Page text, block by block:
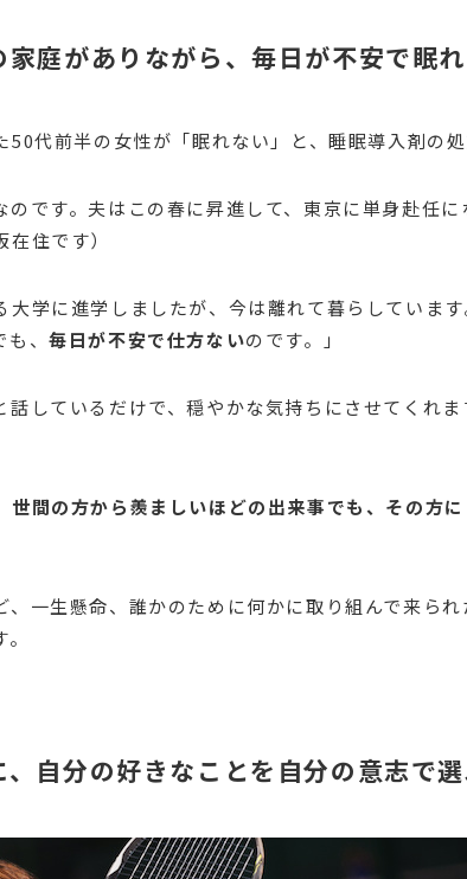
庭がありながら、毎日が不安で眠
50代前半の女性が「眠れない」と、睡眠導入剤の処
のです。夫はこの春に昇進して、東京に単身赴任
住です）
大学に進学しましたが、今は離れて暮らしていま
も、毎日が不安で仕方ないのです。」
話しているだけで、穏やかな気持ちにさせてくれ
世間の方から羨ましいほどの出来事でも、その方
一生懸命、誰かのために何かに取り組んで来られ
自分の好きなことを自分の意志で